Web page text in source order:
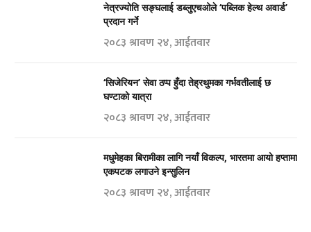
नेत्रज्योति सङ्घलाई डब्लुएचओले ‘पब्लिक हेल्थ अवार्ड’
प्रदान गर्ने
२०८३ श्रावण २४, आईतवार
‘सिजेरियन’ सेवा ठप्प हुँदा तेह्रथुमका गर्भवतीलाई छ
घण्टाको यात्रा
२०८३ श्रावण २४, आईतवार
मधुमेहका बिरामीका लागि नयाँ विकल्प, भारतमा आयो हप्तामा
एकपटक लगाउने इन्सुलिन
२०८३ श्रावण २४, आईतवार